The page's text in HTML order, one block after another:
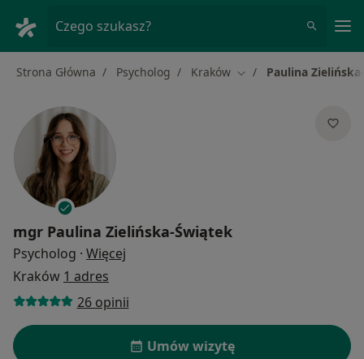
Czego szukasz?
Strona Główna Psycholog Kraków Zmień miasto
Paulina
mgr Paulina Zielińska-Świątek
Psycholog · Więcej
Kraków 1 adres
26 opinii
Umów wizytę